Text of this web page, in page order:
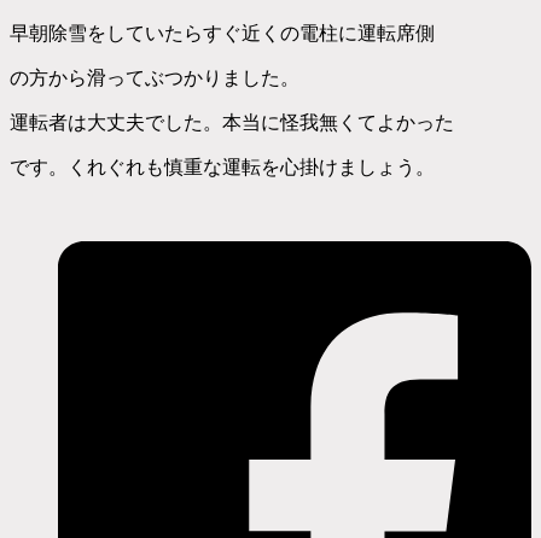
早朝除雪をしていたらすぐ近くの電柱に運転席側
の方から滑ってぶつかりました。
運転者は大丈夫でした。本当に怪我無くてよかった
です。くれぐれも慎重な運転を心掛けましょう。